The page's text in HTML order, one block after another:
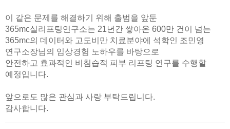
이 같은 문제를 해결하기 위해 출범을 앞둔
365mc실리프팅연구소는 21년간 쌓아온 600만 건이 넘는
365mc의 데이터와 고도비만 치료분야에 석학인 조민영
연구소장님의 임상경험 노하우를 바탕으로
안전하고 효과적인 비침습적 피부 리프팅 연구를 수행할
예정입니다.
앞으로도 많은 관심과 사랑 부탁드립니다.
감사합니다.